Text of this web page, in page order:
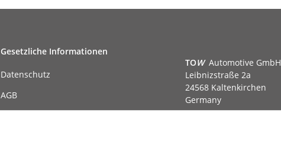
Gesetzliche Informationen
Datenschutz
AGB
TOW Automotive GmbH
Leibnizstraße 2a
24568 Kaltenkirchen
Germany